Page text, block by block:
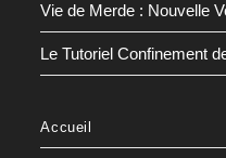
Vie de Merde : Nouvelle
Le Tutoriel Confinement
Accueil